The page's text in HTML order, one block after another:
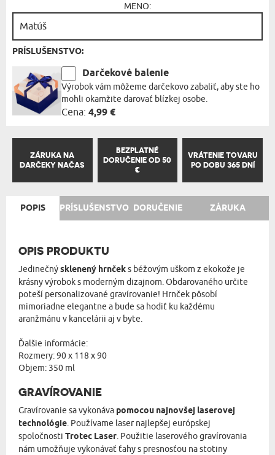
MENO:
PRÍSLUŠENSTVO:
Darčekové balenie
Výrobok vám môžeme darčekovo zabaliť, aby ste ho
mohli okamžite darovať blízkej osobe.
Cena: 4,99 €
ZÁRUKA NA
DARČEKY NAČAS
BEZPLATNÉ
DORUČENIE OD 50
€
VRÁTENIE TOVARU
PO DOBU 365 DNÍ
POPIS PRÍSLUŠENSTVO DORUČENIE ZÁRUKA
OPIS PRODUKTU
Jedinečnýsklenený hrnčeks béžovým uškom z ekokože je
krásny výrobok s moderným dizajnom. Obdarovaného určite
poteší personalizované gravírovanie! Hrnček pôsobí
mimoriadne elegantne a bude sa hodiť ku každému
aranžmánu v kancelárii aj v byte.
Ďalšie informácie:
Rozmery: 90 x 118 x 90
Objem: 350 ml
GRAVÍROVANIE
Gravírovanie sa vykonáva pomocou najnovšej laserovej
technológie. Používame laser najlepšej európskej
spoločnosti Trotec Laser. Použitie laserového gravírovania
nám umožňuje vykonávať ťahy s presnosťou na stotiny